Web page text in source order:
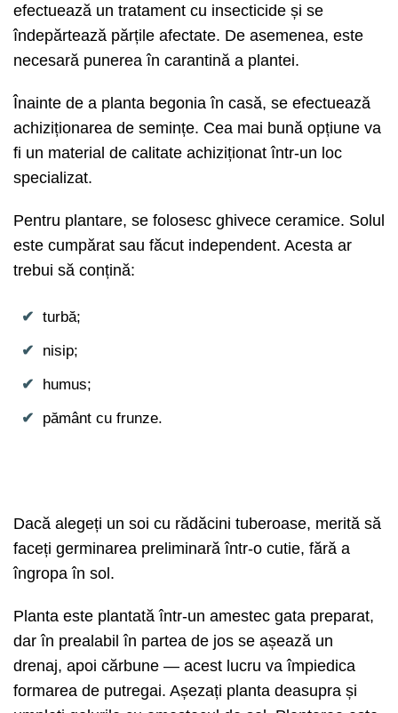
efectuează un tratament cu insecticide și se
îndepărtează părțile afectate. De asemenea, este
necesară punerea în carantină a plantei.
Înainte de a planta begonia în casă, se efectuează
achiziționarea de semințe. Cea mai bună opțiune va
fi un material de calitate achiziționat într-un loc
specializat.
Pentru plantare, se folosesc ghivece ceramice. Solul
este cumpărat sau făcut independent. Acesta ar
trebui să conțină:
turbă;
nisip;
humus;
pământ cu frunze.
Dacă alegeți un soi cu rădăcini tuberoase, merită să
faceți germinarea preliminară într-o cutie, fără a
îngropa în sol.
Planta este plantată într-un amestec gata preparat,
dar în prealabil în partea de jos se așează un
drenaj, apoi cărbune — acest lucru va împiedica
formarea de putregai. Așezați planta deasupra și